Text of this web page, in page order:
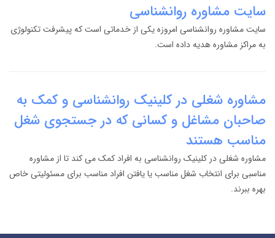
سایت مشاوره روانشناسی
سایت مشاوره روانشناسی امروزه یکی از خدماتی است که پیشرفت تکنولوژی
به مراکز مشاوره هدیه داده است.
مشاوره شغلی در کلینیک روانشناسی و کمک به
صاحبان مشاغل و کسانی که در جستجوی شغل
مناسب هستند
مشاوره شغلی در کلینیک روانشناسی به افراد کمک می کند تا از مشاوره
مناسبی برای انتخاب شغل مناسب یا یافتن افراد مناسب برای مسئولیتی خاص
بهره ببرند.